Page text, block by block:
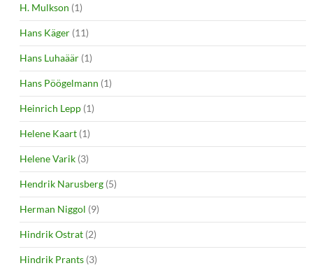
H. Mulkson (1)
Hans Käger (11)
Hans Luhaäär (1)
Hans Pöögelmann (1)
Heinrich Lepp (1)
Helene Kaart (1)
Helene Varik (3)
Hendrik Narusberg (5)
Herman Niggol (9)
Hindrik Ostrat (2)
Hindrik Prants (3)